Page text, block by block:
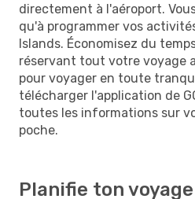
directement à l'aéroport.
qu'à programmer vos
Islands. Économisez du
réservant tout votre voyage
pour voyager en toute
télécharger l'application de
toutes les informations sur
poche.
Planifie ton voyage